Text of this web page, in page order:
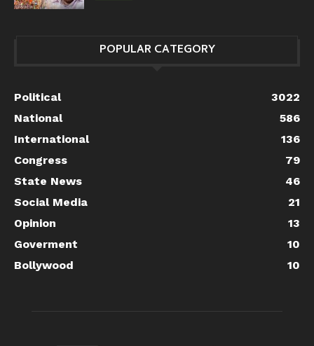
POPULAR CATEGORY
Political
3022
National
586
International
136
Congress
79
State News
46
Social Media
21
Opinion
13
Goverment
10
Bollywood
10